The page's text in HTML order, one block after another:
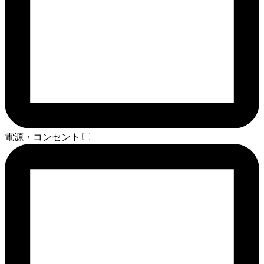
電源・コンセント